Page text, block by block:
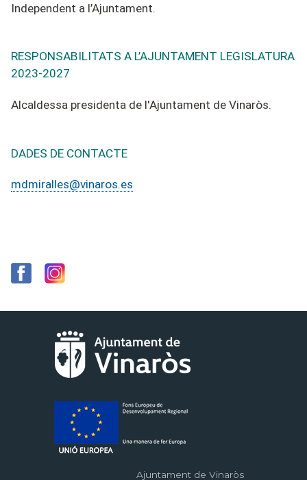
Independent a l’Ajuntament.
RESPONSABILITATS A L’AJUNTAMENT LEGISLATURA
2023-2027
Alcaldessa presidenta de l'Ajuntament de Vinaròs.
DADES DE CONTACTE
mdmiralles@vinaros.es
Ajuntament de Vinaròs